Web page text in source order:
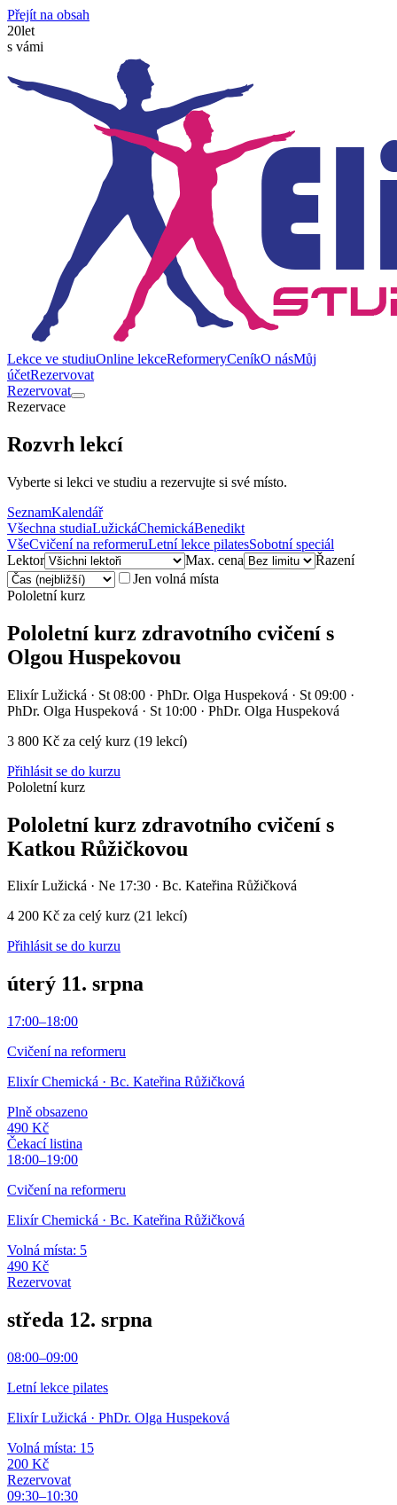
Přejít na obsah
20let
s vámi
Lekce ve studiuOnline lekceReformeryCeníkO násMůj
účetRezervovat
Rezervovat
Rezervace
Rozvrh lekcí
Vyberte si lekci ve studiu a rezervujte si své místo.
SeznamKalendář
Všechna studiaLužickáChemickáBenedikt
VšeCvičení na reformeruLetní lekce pilatesSobotní speciál
Lektor
Max. cena
Řazení
Jen volná místa
Pololetní kurz
Pololetní kurz zdravotního cvičení s
Olgou Huspekovou
Elixír Lužická · St 08:00 · PhDr. Olga Huspeková · St 09:00 ·
PhDr. Olga Huspeková · St 10:00 · PhDr. Olga Huspeková
3 800 Kč za celý kurz (19 lekcí)
Přihlásit se do kurzu
Pololetní kurz
Pololetní kurz zdravotního cvičení s
Katkou Růžičkovou
Elixír Lužická · Ne 17:30 · Bc. Kateřina Růžičková
4 200 Kč za celý kurz (21 lekcí)
Přihlásit se do kurzu
úterý 11. srpna
17:00–18:00
Cvičení na reformeru
Elixír Chemická · Bc. Kateřina Růžičková
Plně obsazeno
490 Kč
Čekací listina
18:00–19:00
Cvičení na reformeru
Elixír Chemická · Bc. Kateřina Růžičková
Volná místa: 5
490 Kč
Rezervovat
středa 12. srpna
08:00–09:00
Letní lekce pilates
Elixír Lužická · PhDr. Olga Huspeková
Volná místa: 15
200 Kč
Rezervovat
09:30–10:30